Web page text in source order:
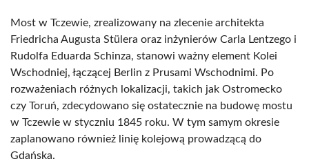
Most w Tczewie, zrealizowany na zlecenie architekta
Friedricha Augusta Stülera oraz inżynierów Carla Lentzego i
Rudolfa Eduarda Schinza, stanowi ważny element Kolei
Wschodniej, łączącej Berlin z Prusami Wschodnimi. Po
rozważeniach różnych lokalizacji, takich jak Ostromecko
czy Toruń, zdecydowano się ostatecznie na budowę mostu
w Tczewie w styczniu 1845 roku. W tym samym okresie
zaplanowano również linię kolejową prowadzącą do
Gdańska.